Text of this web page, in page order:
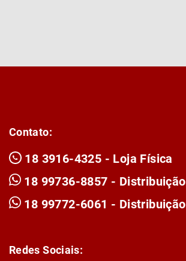
Contato:
18 3916-4325 - Loja Física
18 99736-8857 - Distribuição
18 99772-6061 - Distribuição
Redes Sociais: